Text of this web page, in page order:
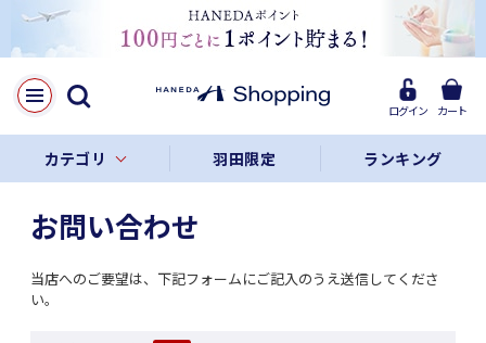
ログイン カート
カテゴリ 羽田限定 ランキング
お問い合わせ
当店へのご要望は、下記フォームにご記入のうえ送信してくださ
い。